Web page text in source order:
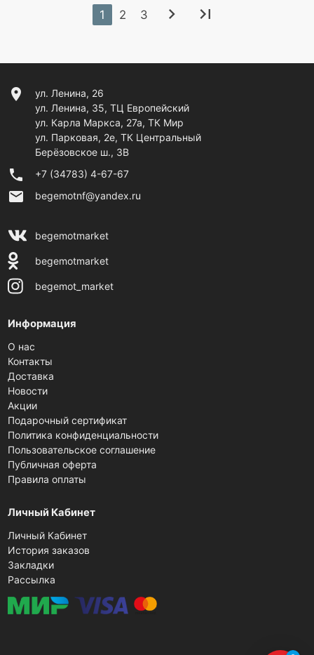
1 2 3 chevron_right last_page
location_on
ул. Ленина, 26
ул. Ленина, 35, ТЦ Европейский
ул. Карла Маркса, 27а, ТК Мир
ул. Парковая, 2е, ТК Центральный
Берёзовское ш., 3В
phone +7 (34783) 4-67-67
email begemotnf@yandex.ru
begemotmarket
begemotmarket
begemot_market
Информация
О нас
Контакты
Доставка
Новости
Акции
Подарочный сертификат
Политика конфиденциальности
Пользовательское соглашение
Публичная оферта
Правила оплаты
Личный Кабинет
Личный Кабинет
История заказов
Закладки
Рассылка